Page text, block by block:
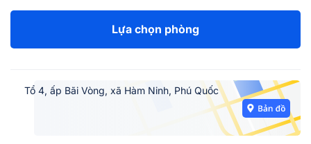
Lựa chọn phòng
Tổ 4, ấp Bãi Vòng, xã Hàm Ninh, Phú Quốc